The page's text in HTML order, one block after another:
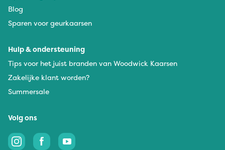
Blog
Sparen voor geurkaarsen
Hulp & ondersteuning
Tips voor het juist branden van Woodwick Kaarsen
Zakelijke klant worden?
Summersale
Volg ons